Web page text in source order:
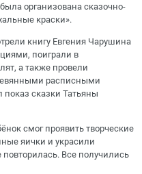
организована сказочно-
краски».
книгу Евгения Чарушина
поиграли в
а также провели
расписными
сказки Татьяны
смог проявить творческие
яички и украсили
Все получились